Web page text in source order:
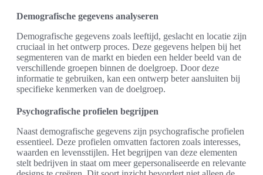
Demografische gegevens analyseren
Demografische gegevens zoals leeftijd, geslacht en locatie zijn
cruciaal in het ontwerp proces. Deze gegevens helpen bij het
segmenteren van de markt en bieden een helder beeld van de
verschillende groepen binnen de doelgroep. Door deze
informatie te gebruiken, kan een ontwerp beter aansluiten bij
specifieke kenmerken van de doelgroep.
Psychografische profielen begrijpen
Naast demografische gegevens zijn psychografische profielen
essentieel. Deze profielen omvatten factoren zoals interesses,
waarden en levensstijlen. Het begrijpen van deze elementen
stelt bedrijven in staat om meer gepersonaliseerde en relevante